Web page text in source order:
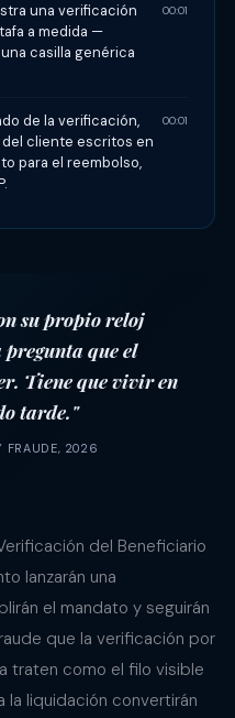
una verificación
a medida —
casilla genérica
00:01
de la verificación,
cliente escritos en
para el reembolso,
00:01
su propio reloj
que el
Tiene que vivir en
tarde."
FRAUDE, 2026
del Beneficiario
lanzarán una
el mandato y seguirán
que la verificación por
traten como el filo visible
la liquidación convertirán